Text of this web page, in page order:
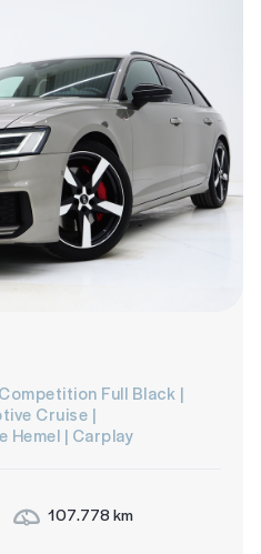
Full Black |
Cruise |
Hemel | Carplay
107.778 km